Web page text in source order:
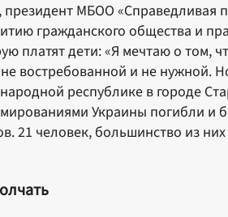
президент МБОО
гражданского общества и
платят дети: «Я мечтаю о том,
востребованной и не нужной.
республике в городе
Украины погибли и
21 человек, большинство из